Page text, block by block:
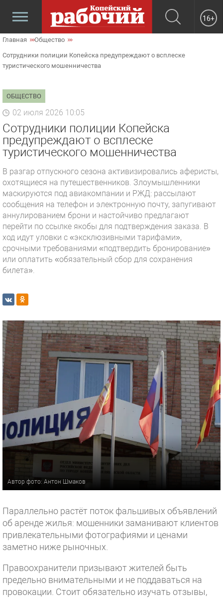
16+
Главная Общество
Сотрудники полиции Копейска предупреждают о всплеске
туристического мошенничества
ОБЩЕСТВО
02 июля 2026 10:05
Сотрудники полиции Копейска
предупреждают о всплеске
туристического мошенничества
В разгар отпускного сезона активизировались аферисты,
охотящиеся на путешественников. Злоумышленники
маскируются под авиакомпании и РЖД: рассылают
сообщения на телефон и электронную почту, запугивают
аннулированием брони и настойчиво предлагают
перейти по ссылке якобы для подтверждения заказа. В
ход идут уловки с «эксклюзивными тарифами»,
срочными требованиями «подтвердить бронирование»
или оплатить «обязательный сбор для сохранения
билета».
Автор фото: Антон Шмаков
Параллельно растёт поток фальшивых объявлений
об аренде жилья: мошенники заманивают клиентов
привлекательными фотографиями и ценами
заметно ниже рыночных.
Правоохранители призывают жителей быть
предельно внимательными и не поддаваться на
провокации. Стоит обязательно изучать отзывы,